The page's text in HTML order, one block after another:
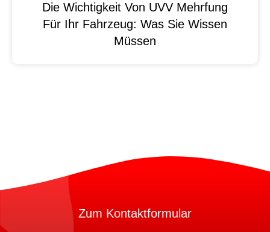
Die Wichtigkeit Von UVV Mehrfung
Für Ihr Fahrzeug: Was Sie Wissen
Müssen
Zum Kontaktformular